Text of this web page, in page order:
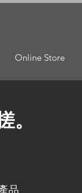
Online Store
品